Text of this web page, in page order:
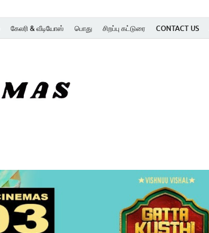
கேலரி & வீடியோஸ் பொது சிறப்பு கட்டுரை CONTACT US